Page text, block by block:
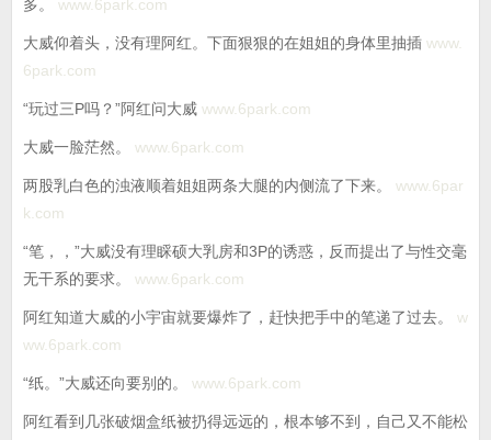
多。 www.6park.com
大威仰着头，没有理阿红。下面狠狠的在姐姐的身体里抽插 www.
6park.com
“玩过三P吗？”阿红问大威 www.6park.com
大威一脸茫然。 www.6park.com
两股乳白色的浊液顺着姐姐两条大腿的内侧流了下来。
www.6par
k.com
“笔，，”大威没有理睬硕大乳房和3P的诱惑，反而提出了与性交毫
无干系的要求。
www.6park.com
阿红知道大威的小宇宙就要爆炸了，赶快把手中的笔递了过去。
w
ww.6park.com
“纸。”大威还向要别的。 www.6park.com
阿红看到几张破烟盒纸被扔得远远的，根本够不到，自己又不能松